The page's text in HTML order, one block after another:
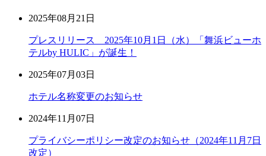
2025年08月21日
プレスリリース 2025年10月1日（水）「舞浜ビューホ
テルby HULIC」が誕生！
2025年07月03日
ホテル名称変更のお知らせ
2024年11月07日
プライバシーポリシー改定のお知らせ（2024年11月7日
改定）